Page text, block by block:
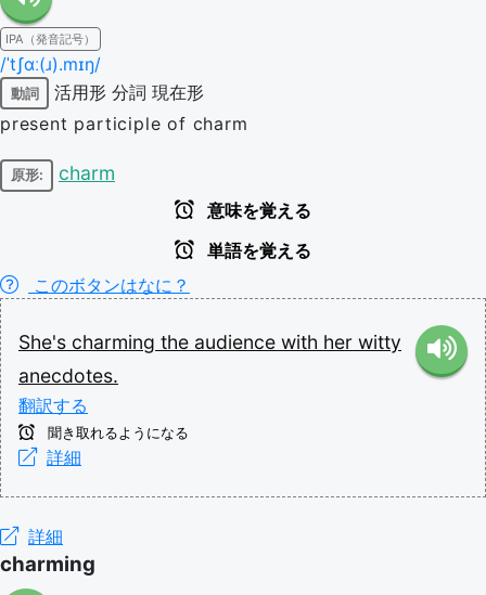
IPA（発音記号）
/ˈtʃɑː(ɹ).mɪŋ/
動詞 活用形 分詞 現在形
present participle of charm
原形: charm
意味を覚える
単語を覚える
このボタンはなに？
She's charming the audience with her witty
anecdotes.
翻訳する
聞き取れるようになる
詳細
詳細
charming